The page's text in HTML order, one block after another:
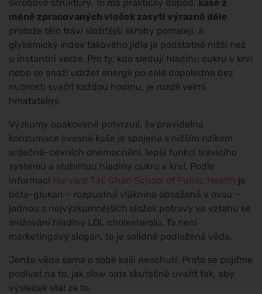
škrobové struktury. To má praktický dopad: kaše z
méně zpracovaných vloček zasytí výrazně déle,
protože tělo tráví složitější škroby pomaleji, a
glykemický index takového jídla je podstatně nižší než
u instantní verze. Pro ty, kdo sledují hladinu cukru v krvi
nebo se snaží udržet energii po celé dopoledne bez
nutnosti svačit každou hodinu, je rozdíl velmi
hmatatelný.
Výzkumy opakovaně potvrzují, že pravidelná
konzumace ovesné kaše je spojena s nižším rizikem
srdečně-cévních onemocnění, lepší funkcí trávicího
systému a stabilitou hladiny cukru v krvi. Podle
informací Harvard T.H. Chan School of Public Health je
beta-glukan – rozpustná vláknina obsažená v ovsu –
jednou z nejvýzkumnějších složek potravy ve vztahu ke
snižování hladiny LDL cholesterolu. To není
marketingový slogan, to je solidně podložená věda.
Jenže věda sama o sobě kaši neochutí. Proto se pojďme
podívat na to, jak slow oats skutečně uvařit tak, aby
výsledek stál za to.